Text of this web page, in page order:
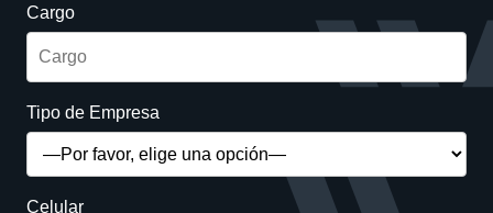
Cargo
Tipo de Empresa
Celular